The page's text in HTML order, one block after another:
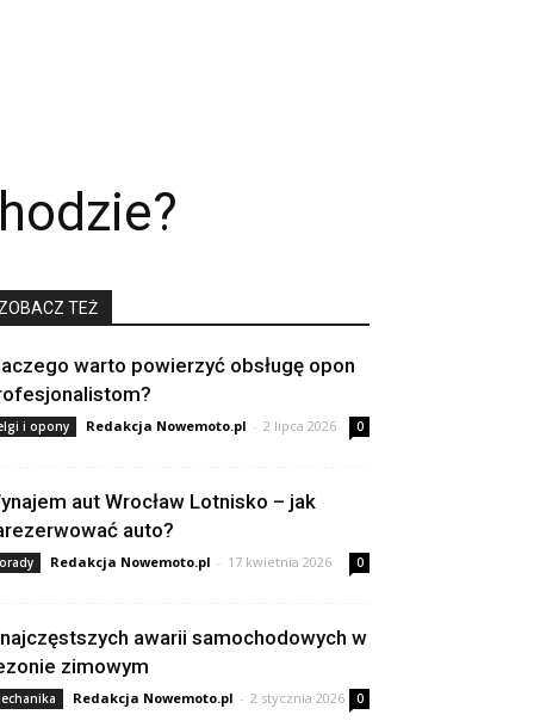
ZOBACZ TEŻ
warto powierzyć obsługę opon
i opony Redakcja Nowemoto.pl - 2 lipca 2026 0
aut Wrocław Lotnisko – jak
auto?
Redakcja Nowemoto.pl - 17 kwietnia 2026 0
awarii samochodowych w
zimowym
Redakcja Nowemoto.pl - 2 stycznia 2026 0